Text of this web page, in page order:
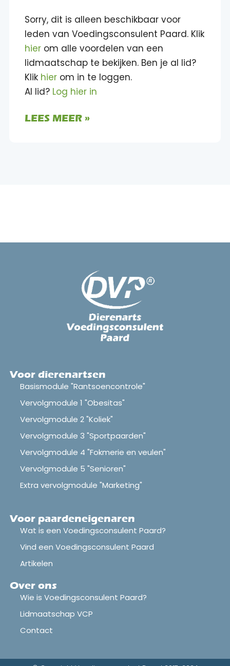
Sorry, dit is alleen beschikbaar voor
leden van Voedingsconsulent Paard. Klik
hierom alle voordelen van een
lidmaatschap te bekijken. Ben je al lid?
Klik hierom in te loggen.
Al lid? Log hier in
LEES MEER »
Voor dierenartsen
Basismodule "Rantsoencontrole"
Vervolgmodule 1 "Obesitas"
Vervolgmodule 2 "Koliek"
Vervolgmodule 3 "Sportpaarden"
Vervolgmodule 4 "Fokmerie en veulen"
Vervolgmodule 5 "Senioren"
Extra vervolgmodule "Marketing"
Voor paardeneigenaren
Wat is een Voedingsconsulent Paard?
Vind een Voedingsconsulent Paard
Artikelen
Over ons
Wie is Voedingsconsulent Paard?
Lidmaatschap VCP
Contact